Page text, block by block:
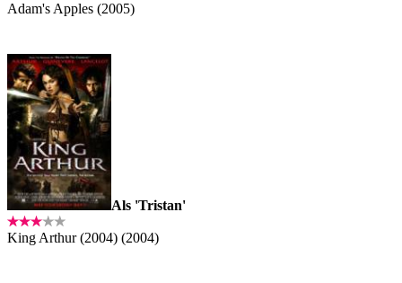
Adam's Apples (2005)
Als 'Tristan'
King Arthur (2004) (2004)